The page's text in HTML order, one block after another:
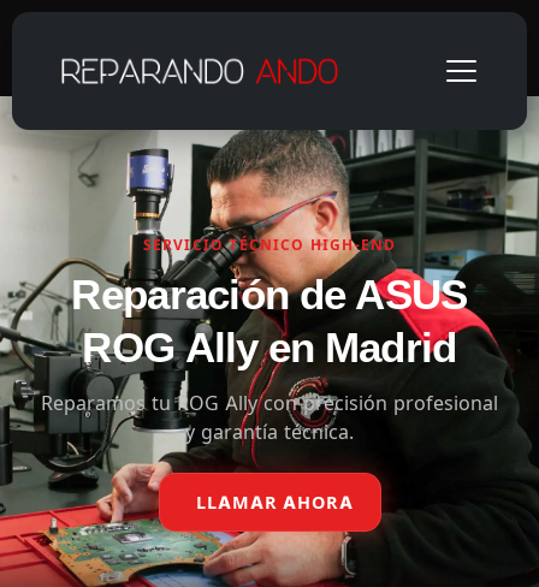
SERVICIO TÉCNICO HIGH-END
Reparación de ASUS
ROG Ally en Madrid
Reparamos tu ROG Ally con precisión profesional
y garantía técnica.
LLAMAR AHORA